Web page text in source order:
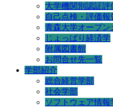
大学機関別認証評
自己点検・評価報
青森大学オープン
じょっぱり経済学
附属図書館
お問合せ先一覧
学部紹介
総合経営学部
社会学部
ソフトウェア情報